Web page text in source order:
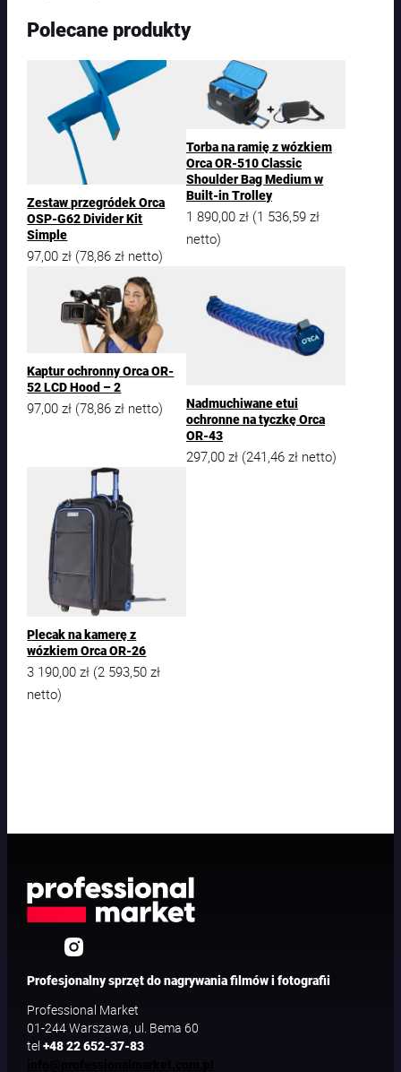
Polecane produkty
Zestaw przegródek Orca
OSP-G62 Divider Kit
Simple
97,00zł (78,86zł netto)
Torba na ramię z wózkiem
Orca OR-510 Classic
Shoulder Bag Medium w
Built-in Trolley
1 890,00 zł (1 536,59 zł
netto)
Kaptur ochronny Orca OR-
52 LCD Hood – 2
97,00zł (78,86zł netto)
Nadmuchiwane etui
ochronne na tyczkę Orca
OR-43
297,00 zł (241,46 zł netto)
Plecak na kamerę z
wózkiem Orca OR-26
3 190,00zł (2 593,50zł
netto)
Profesjonalny sprzęt do nagrywania filmów i fotografii
Professional Market
01-244 Warszawa, ul. Bema 60
tel+48 22 652-37-83